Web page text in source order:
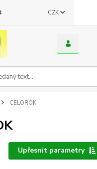
CZK
CELOROK
Upřesnit parametry